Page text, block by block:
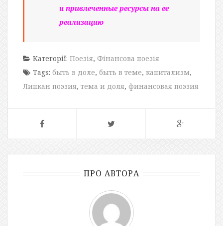
и привлеченные ресурсы на ее
реализацию
Категорії: Поезія, Фінансова поезія
Tags: быть в доле, быть в теме, капитализм,
Липкан поэзия, тема и доля, финансовая поэзия
ПРО АВТОРА